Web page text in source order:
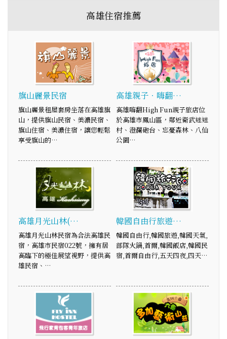
高雄住宿推薦
旗山麗景民宿
旗山麗景租屋套房坐落在高雄旗
山，提供旗山民宿、美濃民宿、
旗山住宿、美濃住宿，讓您輕鬆
享受旗山的…
高雄親子．嗨翻…
高雄嗨翻High Fun親子旅店位
於高雄市鳳山區，鄰近衛武迷迷
村、澄瀾砲台、忘憂森林、八仙
公園…
高雄月光山林(…
高雄月光山林民宿為合法高雄民
宿，高雄市民宿022號，擁有居
高臨下的極佳展望視野，提供高
雄民宿、…
韓國自由行旅遊…
韓國自由行,韓國旅遊,韓國天氣,
部隊火鍋,首爾,韓國飯店,韓國民
宿,首爾自由行,五天四夜,四天…